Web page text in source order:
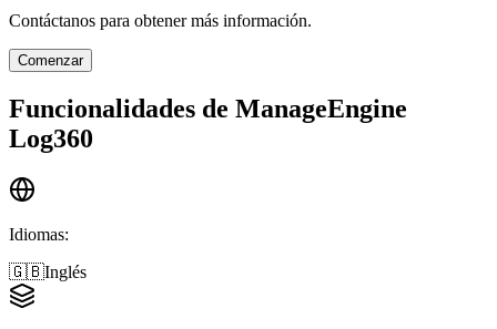
Contáctanos para obtener más información.
Comenzar
Funcionalidades de ManageEngine
Log360
Idiomas:
🇬🇧Inglés